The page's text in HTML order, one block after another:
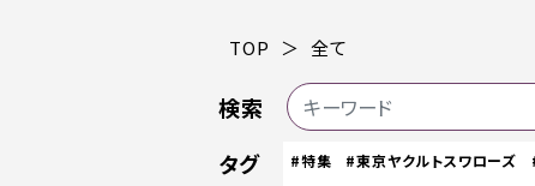
TOP 全て
検索
タグ
#特集 #東京ヤクルトスワローズ